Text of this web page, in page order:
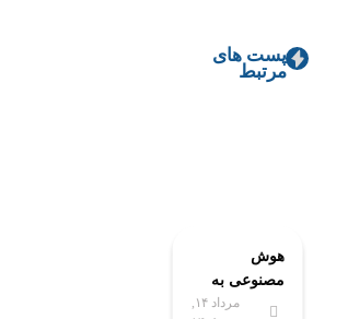
پست های
مرتبط
هوش
مصنوعی به
کلاس‌های
مرداد ۱۴,